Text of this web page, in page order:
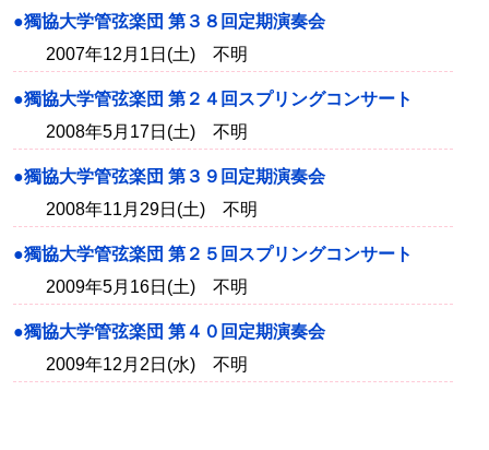
●獨協大学管弦楽団 第３８回定期演奏会
2007年12月1日(土) 不明
●獨協大学管弦楽団 第２４回スプリングコンサート
2008年5月17日(土) 不明
●獨協大学管弦楽団 第３９回定期演奏会
2008年11月29日(土) 不明
●獨協大学管弦楽団 第２５回スプリングコンサート
2009年5月16日(土) 不明
●獨協大学管弦楽団 第４０回定期演奏会
2009年12月2日(水) 不明